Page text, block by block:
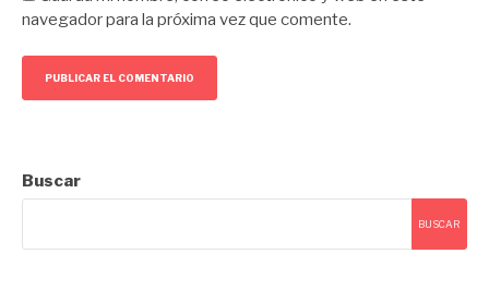
navegador para la próxima vez que comente.
Buscar
BUSCAR